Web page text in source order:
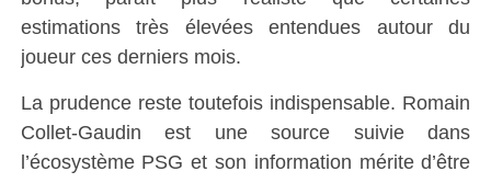
estimations très élevées entendues autour du
joueur ces derniers mois.
La prudence reste toutefois indispensable. Romain
Collet-Gaudin est une source suivie dans
l’écosystème PSG et son information mérite d’être